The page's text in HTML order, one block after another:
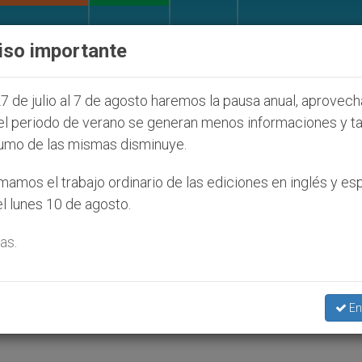
judíos que afecta a cristianos (y no sólo) en
su sufrimiento,
II el dolor
importante
de julio al 7 de agosto haremos la pausa anual,
periodo de verano se generan menos informaciones y
de las mismas disminuye.
el trabajo ordinario de las ediciones en inglés y
lunes 10 de agosto.